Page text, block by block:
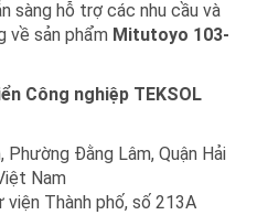
sàng hỗ trợ các nhu cầu và
về sản phẩm Mitutoyo 103-
Công nghiệp TEKSOL
Đằng Lâm, Quận Hải
Nam
viện Thành phố, số 213A